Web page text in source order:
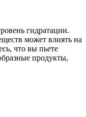
гидратации.
может влиять на
что вы пьете
продукты,